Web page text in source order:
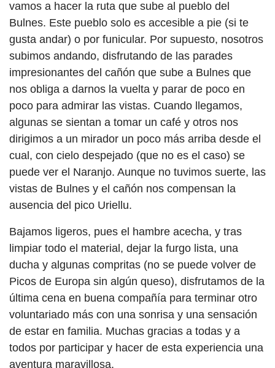
vamos a hacer la ruta que sube al pueblo del
Bulnes. Este pueblo solo es accesible a pie (si te
gusta andar) o por funicular. Por supuesto, nosotros
subimos andando, disfrutando de las parades
impresionantes del cañón que sube a Bulnes que
nos obliga a darnos la vuelta y parar de poco en
poco para admirar las vistas. Cuando llegamos,
algunas se sientan a tomar un café y otros nos
dirigimos a un mirador un poco más arriba desde el
cual, con cielo despejado (que no es el caso) se
puede ver el Naranjo. Aunque no tuvimos suerte, las
vistas de Bulnes y el cañón nos compensan la
ausencia del pico Uriellu.
Bajamos ligeros, pues el hambre acecha, y tras
limpiar todo el material, dejar la furgo lista, una
ducha y algunas compritas (no se puede volver de
Picos de Europa sin algún queso), disfrutamos de la
última cena en buena compañía para terminar otro
voluntariado más con una sonrisa y una sensación
de estar en familia. Muchas gracias a todas y a
todos por participar y hacer de esta experiencia una
aventura maravillosa.